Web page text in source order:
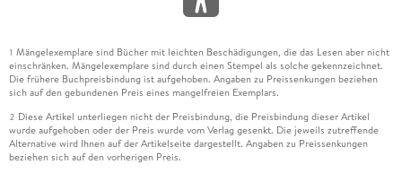
1 Mängelexemplare sind Bücher mit leichten Beschädigungen, die das Lesen aber nicht
einschränken. Mängelexemplare sind durch einen Stempel als solche gekennzeichnet.
Die frühere Buchpreisbindung ist aufgehoben. Angaben zu Preissenkungen beziehen
sich auf den gebundenen Preis eines mangelfreien Exemplars.
2 Diese Artikel unterliegen nicht der Preisbindung, die Preisbindung dieser Artikel
wurde aufgehoben oder der Preis wurde vom Verlag gesenkt. Die jeweils zutreffende
Alternative wird Ihnen auf der Artikelseite dargestellt. Angaben zu Preissenkungen
beziehen sich auf den vorherigen Preis.